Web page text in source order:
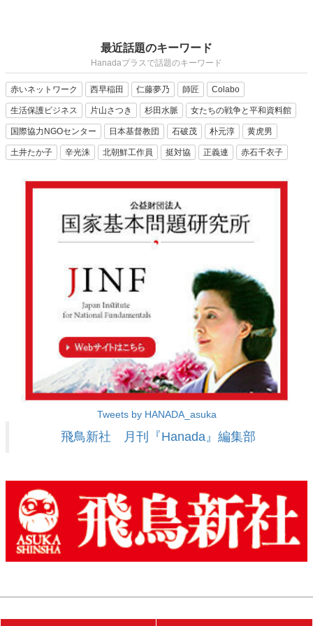
最近話題のキーワード
Hanadaプラスで話題のキーワード
赤いネットワーク 西早稲田 仁藤夢乃 師匠 Colabo
生活保護ビジネス 片山さつき 杉田水脈 女たちの戦争と平和資料館
国際協力NGOセンター 日本基督教団 石破茂 朴元淳 黄虎男
土井たか子 辛光洙 北朝鮮工作員 挺対協 正義連 赤石千衣子
Tweets by HANADA_asuka
飛鳥新社 月刊『Hanada』編集部